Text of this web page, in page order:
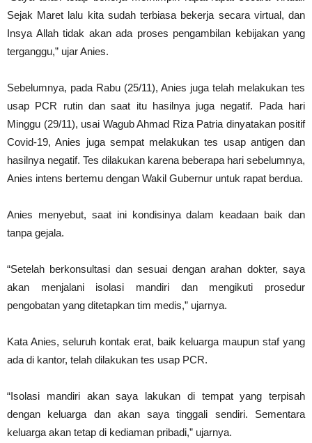
Sejak Maret lalu kita sudah terbiasa bekerja secara virtual, dan
Insya Allah tidak akan ada proses pengambilan kebijakan yang
terganggu,” ujar Anies.
Sebelumnya, pada Rabu (25/11), Anies juga telah melakukan tes
usap PCR rutin dan saat itu hasilnya juga negatif. Pada hari
Minggu (29/11), usai Wagub Ahmad Riza Patria dinyatakan positif
Covid-19, Anies juga sempat melakukan tes usap antigen dan
hasilnya negatif. Tes dilakukan karena beberapa hari sebelumnya,
Anies intens bertemu dengan Wakil Gubernur untuk rapat berdua.
Anies menyebut, saat ini kondisinya dalam keadaan baik dan
tanpa gejala.
“Setelah berkonsultasi dan sesuai dengan arahan dokter, saya
akan menjalani isolasi mandiri dan mengikuti prosedur
pengobatan yang ditetapkan tim medis,” ujarnya.
Kata Anies, seluruh kontak erat, baik keluarga maupun staf yang
ada di kantor, telah dilakukan tes usap PCR.
“Isolasi mandiri akan saya lakukan di tempat yang terpisah
dengan keluarga dan akan saya tinggali sendiri. Sementara
keluarga akan tetap di kediaman pribadi,” ujarnya.